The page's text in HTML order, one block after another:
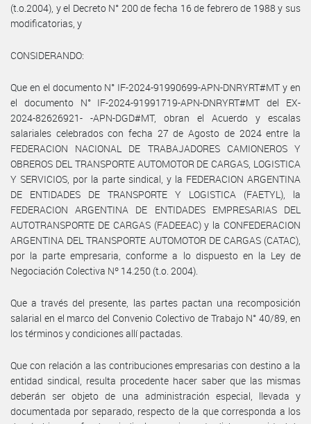
(t.o.2004), y el Decreto N° 200 de fecha 16 de febrero de 1988 y sus
modificatorias, y
CONSIDERANDO:
Que en el documento N° IF-2024-91990699-APN-DNRYRT#MT y en
el documento N° IF-2024-91991719-APN-DNRYRT#MT del EX-
2024-82626921- -APN-DGD#MT, obran el Acuerdo y escalas
salariales celebrados con fecha 27 de Agosto de 2024 entre la
FEDERACION NACIONAL DE TRABAJADORES CAMIONEROS Y
OBREROS DEL TRANSPORTE AUTOMOTOR DE CARGAS, LOGISTICA
Y SERVICIOS, por la parte sindical, y la FEDERACION ARGENTINA
DE ENTIDADES DE TRANSPORTE Y LOGISTICA (FAETYL), la
FEDERACION ARGENTINA DE ENTIDADES EMPRESARIAS DEL
AUTOTRANSPORTE DE CARGAS (FADEEAC) y la CONFEDERACION
ARGENTINA DEL TRANSPORTE AUTOMOTOR DE CARGAS (CATAC),
por la parte empresaria, conforme a lo dispuesto en la Ley de
Negociación Colectiva Nº 14.250 (t.o. 2004).
Que a través del presente, las partes pactan una recomposición
salarial en el marco del Convenio Colectivo de Trabajo N° 40/89, en
los términos y condiciones allí pactadas.
Que con relación a las contribuciones empresarias con destino a la
entidad sindical, resulta procedente hacer saber que las mismas
deberán ser objeto de una administración especial, llevada y
documentada por separado, respecto de la que corresponda a los